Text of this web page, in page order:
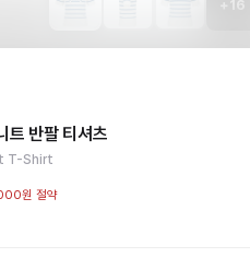
, 하드웨어 색상, 내부 마감을 확인하
변심 시 반품 배송비는 고객 부담이며,
다.
에 맞는 사이즈를 안내받으실 수 있습니
러운 화이트 컬러의 고급 니트 소
품. 무료배송.
+ 16
트 반팔 티셔츠
T-Shirt
원 절약